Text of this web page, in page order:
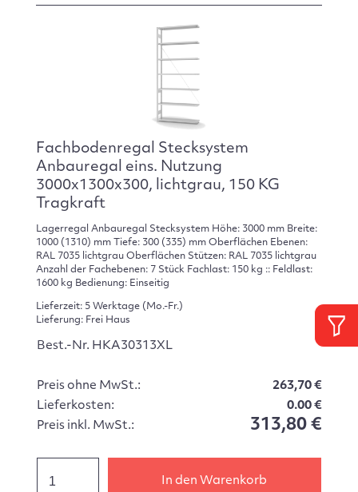
Fachbodenregal Stecksystem
Anbauregal eins. Nutzung
3000x1300x300, lichtgrau, 150 KG
Tragkraft
Lagerregal Anbauregal Stecksystem Höhe: 3000 mm Breite:
1000 (1310) mm Tiefe: 300 (335) mm Oberflächen Ebenen:
RAL 7035 lichtgrau Oberflächen Stützen: RAL 7035 lichtgrau
Anzahl der Fachebenen: 7 Stück Fachlast: 150 kg :: Feldlast:
1600 kg Bedienung: Einseitig
Lieferzeit: 5 Werktage (Mo.-Fr.)
Lieferung: Frei Haus
Best.-Nr. HKA30313XL
Preis ohne MwSt.:
263,70 €
Lieferkosten:
0.00 €
Preis inkl. MwSt.:
313,80 €
In den Warenkorb